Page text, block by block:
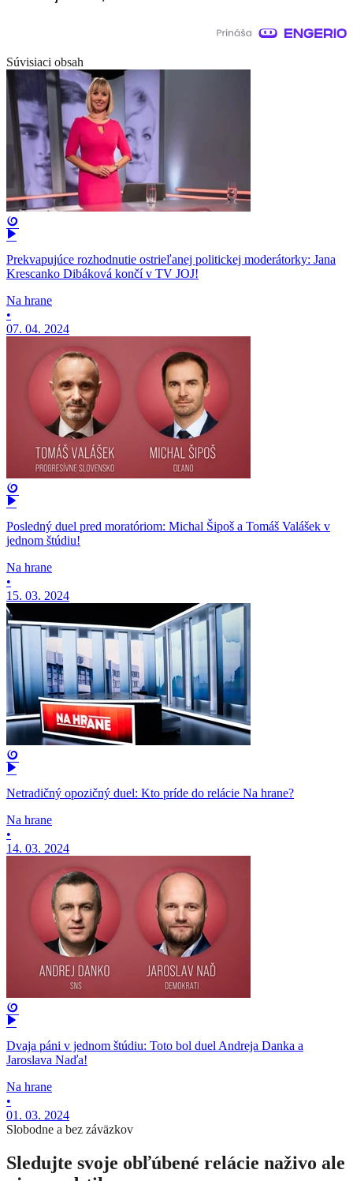
Súvisiaci obsah
Prekvapujúce rozhodnutie ostrieľanej politickej moderátorky: Jana
Krescanko Dibáková končí v TV JOJ!
Na hrane
•
07. 04. 2024
Posledný duel pred moratóriom: Michal Šipoš a Tomáš Valášek v
jednom štúdiu!
Na hrane
•
15. 03. 2024
Netradičný opozičný duel: Kto príde do relácie Na hrane?
Na hrane
•
14. 03. 2024
Dvaja páni v jednom štúdiu: Toto bol duel Andreja Danka a
Jaroslava Naďa!
Na hrane
•
01. 03. 2024
Slobodne a bez záväzkov
Sledujte svoje obľúbené relácie naživo ale